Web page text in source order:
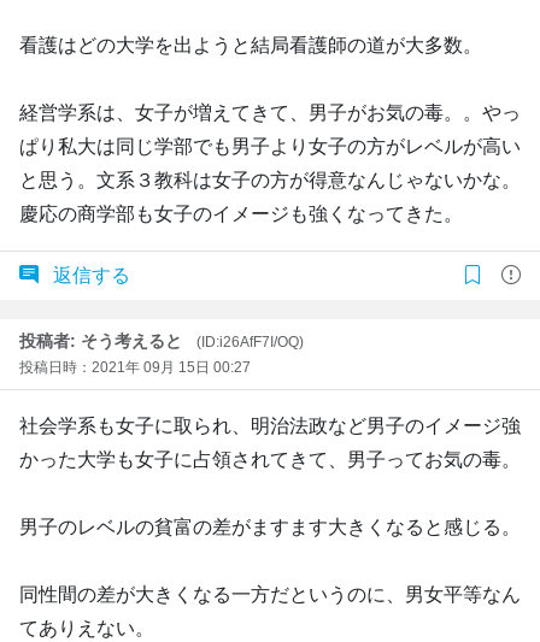
看護はどの大学を出ようと結局看護師の道が大多数。
経営学系は、女子が増えてきて、男子がお気の毒。。やっ
ぱり私大は同じ学部でも男子より女子の方がレベルが高い
と思う。文系３教科は女子の方が得意なんじゃないかな。
慶応の商学部も女子のイメージも強くなってきた。
返信する
投稿者: そう考えると
(ID:i26AfF7I/OQ)
投稿日時：2021年 09月 15日 00:27
社会学系も女子に取られ、明治法政など男子のイメージ強
かった大学も女子に占領されてきて、男子ってお気の毒。
男子のレベルの貧富の差がますます大きくなると感じる。
同性間の差が大きくなる一方だというのに、男女平等なん
てありえない。